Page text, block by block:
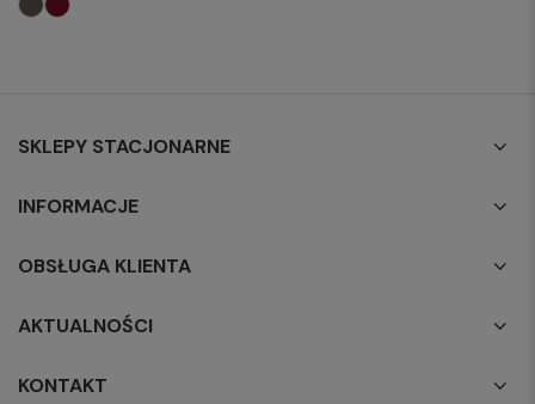
SKLEPY STACJONARNE
INFORMACJE
OBSŁUGA KLIENTA
AKTUALNOŚCI
KONTAKT